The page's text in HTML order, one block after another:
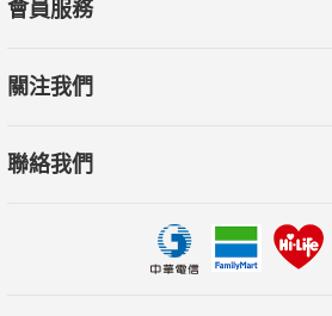
會員服務
關注我們
聯絡我們